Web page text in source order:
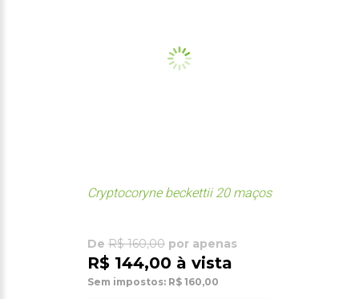
Cryptocoryne beckettii 20 maços
De R$ 160,00 por apenas
R$ 144,00 à vista
Sem impostos: R$ 160,00